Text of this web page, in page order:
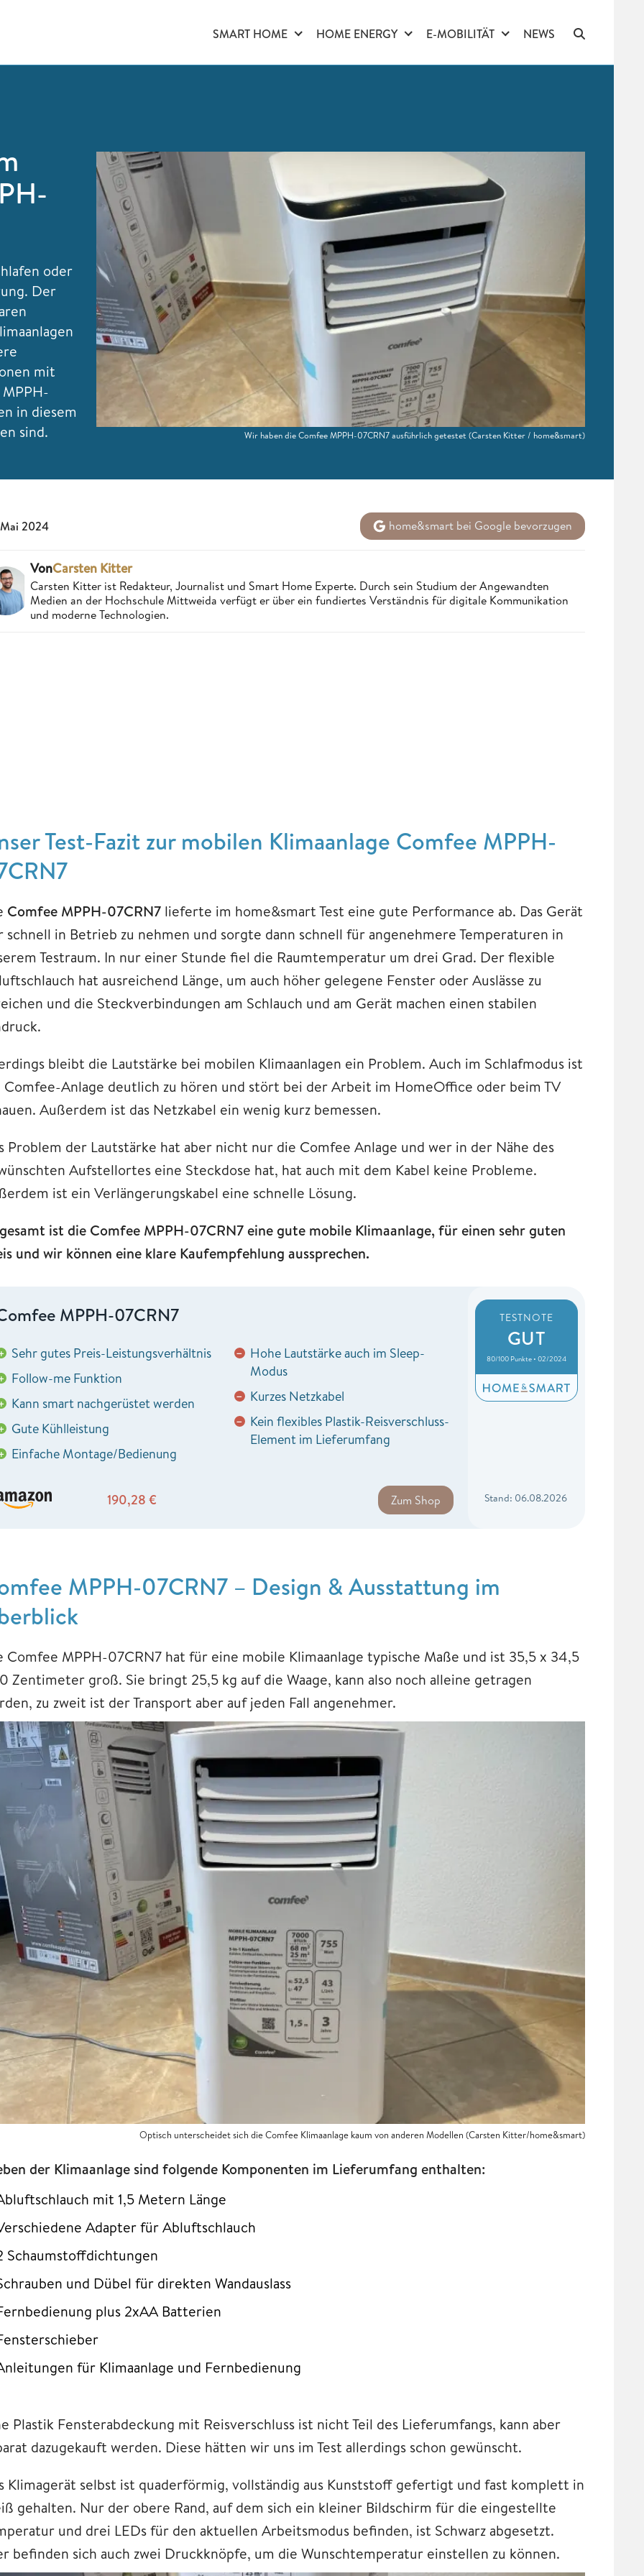
SMART HOME HOME ENERGY E-MOBILITÄT NEWS
oder
Der
mit
in diesem
sind.
Wir haben die Comfee MPPH-07CRN7 ausführlich getestet (Carsten Kitter / home&smart)
2024 home&smart bei Google bevorzugen
VonCarsten Kitter
Carsten Kitter ist Redakteur, Journalist und Smart Home Experte. Durch sein Studium der Angewandten
Medien an der Hochschule Mittweida verfügt er über ein fundiertes Verständnis für digitale Kommunikation
und moderne Technologien.
Test-Fazit zur mobilen Klimaanlage Comfee MPPH-
Comfee MPPH-07CRN7 lieferte im home&smart Test eine gute Performance ab. Das Gerät
schnell in Betrieb zu nehmen und sorgte dann schnell für angenehmere Temperaturen in
Testraum. In nur einer Stunde fiel die Raumtemperatur um drei Grad. Der flexible
hat ausreichend Länge, um auch höher gelegene Fenster oder Auslässe zu
und die Steckverbindungen am Schlauch und am Gerät machen einen stabilen
bleibt die Lautstärke bei mobilen Klimaanlagen ein Problem. Auch im Schlafmodus ist
Comfee-Anlage deutlich zu hören und stört bei der Arbeit im HomeOffice oder beim TV
Außerdem ist das Netzkabel ein wenig kurz bemessen.
Problem der Lautstärke hat aber nicht nur die Comfee Anlage und wer in der Nähe des
Aufstellortes eine Steckdose hat, hat auch mit dem Kabel keine Probleme.
ist ein Verlängerungskabel eine schnelle Lösung.
ist die Comfee MPPH-07CRN7 eine gute mobile Klimaanlage, für einen sehr guten
und wir können eine klare Kaufempfehlung aussprechen.
MPPH-07CRN7
Sehr gutes Preis-Leistungsverhältnis
Follow-me Funktion
Kann smart nachgerüstet werden
Gute Kühlleistung
Einfache Montage/Bedienung
− Hohe Lautstärke auch im Sleep-
Modus
− Kurzes Netzkabel
− Kein flexibles Plastik-Reisverschluss-
Element im Lieferumfang
190,28 € Zum Shop
TESTNOTE
GUT
80/100 Punkte • 02/2024
Stand: 06.08.2026
MPPH-07CRN7 – Design & Ausstattung im
Comfee MPPH-07CRN7 hat für eine mobile Klimaanlage typische Maße und ist 35,5 x 34,5
Zentimeter groß. Sie bringt 25,5 kg auf die Waage, kann also noch alleine getragen
zu zweit ist der Transport aber auf jeden Fall angenehmer.
Optisch unterscheidet sich die Comfee Klimaanlage kaum von anderen Modellen (Carsten Kitter/home&smart)
der Klimaanlage sind folgende Komponenten im Lieferumfang enthalten:
mit 1,5 Metern Länge
Adapter für Abluftschlauch
Schaumstoffdichtungen
und Dübel für direkten Wandauslass
plus 2xAA Batterien
für Klimaanlage und Fernbedienung
Plastik Fensterabdeckung mit Reisverschluss ist nicht Teil des Lieferumfangs, kann aber
dazugekauft werden. Diese hätten wir uns im Test allerdings schon gewünscht.
Klimagerät selbst ist quaderförmig, vollständig aus Kunststoff gefertigt und fast komplett in
gehalten. Nur der obere Rand, auf dem sich ein kleiner Bildschirm für die eingestellte
und drei LEDs für den aktuellen Arbeitsmodus befinden, ist Schwarz abgesetzt.
befinden sich auch zwei Druckknöpfe, um die Wunschtemperatur einstellen zu können.